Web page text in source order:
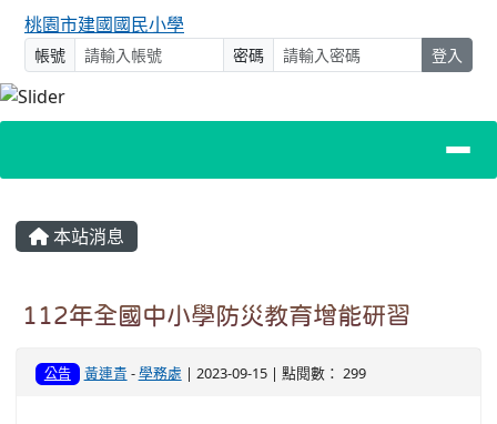
桃園市建國國民小學
帳號 密碼 登入
主內容區域
本站消息
112年全國中小學防災教育增能研習
公告 黃連青 -學務處 | 2023-09-15 | 點閱數： 299